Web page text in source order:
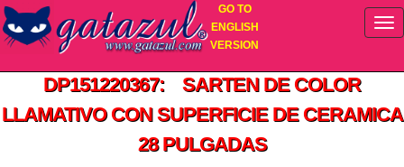
GO TO
ENGLISH
VERSION
DP151220367: SARTEN DE COLOR
LLAMATIVO CON SUPERFICIE DE CERAMICA
28 PULGADAS